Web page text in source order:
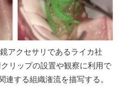
アクセサリであるライカ社
リップの設置や観察に利用で
連する組織潅流を描写する。